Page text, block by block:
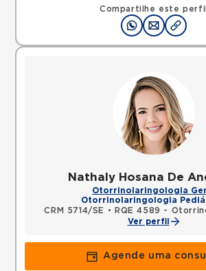
Compartilhe este perfil
Nathaly Hosana De
Otorrinolaringologia
Otorrinolaringologia
CRM 5714/SE
•
RQE 4589 -
Ver perfil
Agende uma